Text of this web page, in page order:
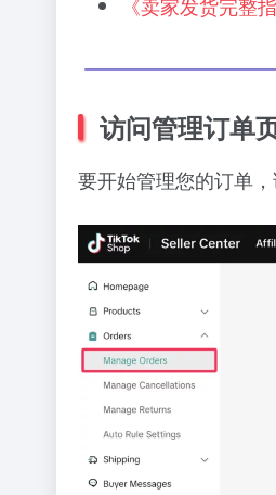
访问管理订单
要开始管理您的订单